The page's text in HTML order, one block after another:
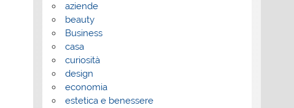
aziende
beauty
Business
casa
curiosità
design
economia
estetica e benessere